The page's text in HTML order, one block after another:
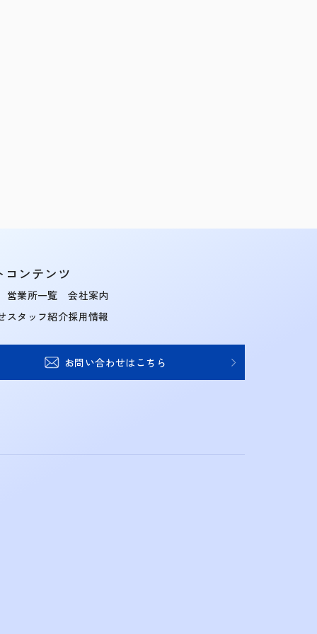
コンテンツ
営業所一覧
スタッフ紹介
会社案内
採用情報
お問い合わせはこちら